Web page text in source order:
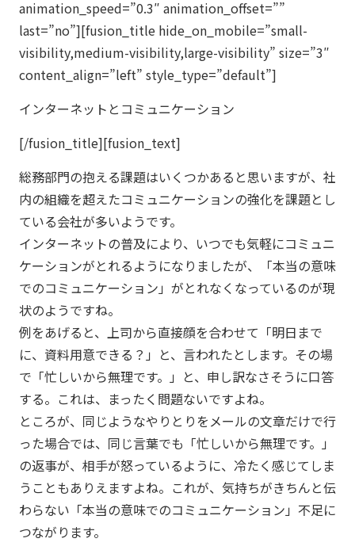
animation_speed=”0.3″ animation_offset=””
last=”no”][fusion_title hide_on_mobile=”small-
visibility,medium-visibility,large-visibility” size=”3″
content_align=”left” style_type=”default”]
インターネットとコミュニケーション
[/fusion_title][fusion_text]
総務部門の抱える課題はいくつかあると思いますが、社
内の組織を超えたコミュニケーションの強化を課題とし
ている会社が多いようです。
インターネットの普及により、いつでも気軽にコミュニ
ケーションがとれるようになりましたが、「本当の意味
でのコミュニケーション」がとれなくなっているのが現
状のようですね。
例をあげると、上司から直接顔を合わせて「明日まで
に、資料用意できる？」と、言われたとします。その場
で「忙しいから無理です。」と、申し訳なさそうに口答
する。これは、まったく問題ないですよね。
ところが、同じようなやりとりをメールの文章だけで行
った場合では、同じ言葉でも「忙しいから無理です。」
の返事が、相手が怒っているように、冷たく感じてしま
うこともありえますよね。これが、気持ちがきちんと伝
わらない「本当の意味でのコミュニケーション」不足に
つながります。